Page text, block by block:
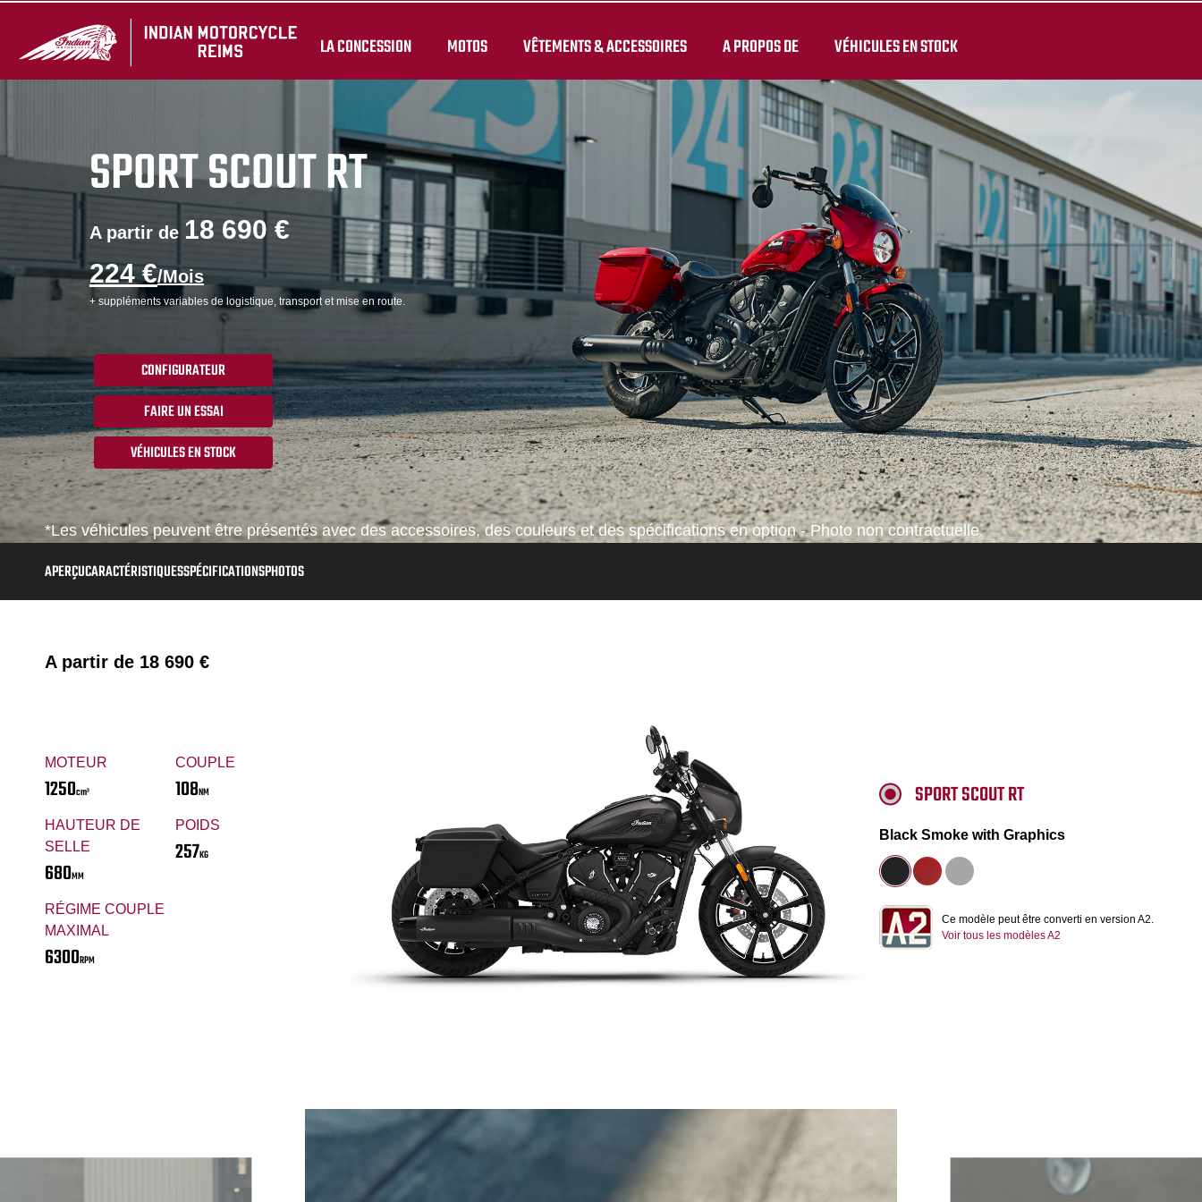
LA CONCESSION MOTOS VÊTEMENTS & ACCESSOIRES A PROPOS DE VÉHICULES EN STOCK
SPORT SCOUT RT
A partir de 18 690 €
224 €/Mois
+ suppléments variables de logistique, transport et mise en route.
CONFIGURATEUR
FAIRE UN ESSAI
VÉHICULES EN STOCK
*Les véhicules peuvent être présentés avec des accessoires, des couleurs et des spécifications en option - Photo non contractuelle.
APERÇUCARACTÉRISTIQUESSPÉCIFICATIONSPHOTOS
A partir de 18 690 €
MOTEUR
1250cm³
COUPLE
108NM
HAUTEUR DE
SELLE
680MM
POIDS
257KG
RÉGIME COUPLE
MAXIMAL
6300RPM
SPORT SCOUT RT
Black Smoke with Graphics
Ce modèle peut être converti en version A2.
Voir tous les modèles A2